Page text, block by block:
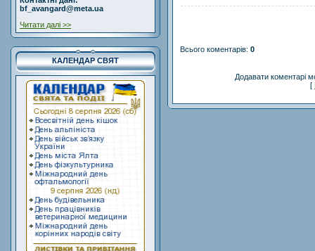
bf_avangard@meta.ua
Читати далі >>
КАЛЕНДАР СВЯТ
Всього коментарів: 0
Додавати коментарі
[